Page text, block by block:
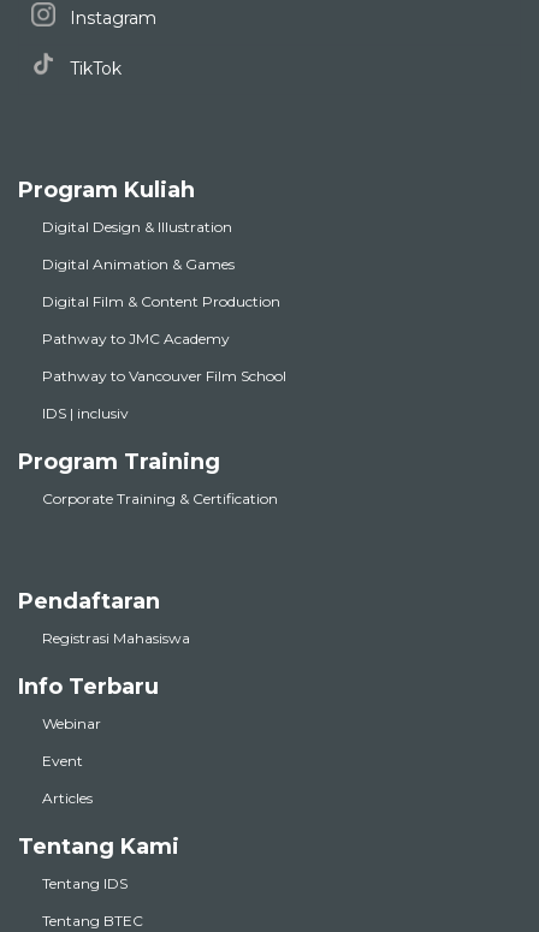
Instagram
TikTok
Program Kuliah
Digital Design & Illustration
Digital Animation & Games
Digital Film & Content Production
Pathway to JMC Academy
Pathway to Vancouver Film School
IDS | inclusiv
Program Training
Corporate Training & Certification
Pendaftaran
Registrasi Mahasiswa
Info Terbaru
Webinar
Event
Articles
Tentang Kami
Tentang IDS
Tentang BTEC